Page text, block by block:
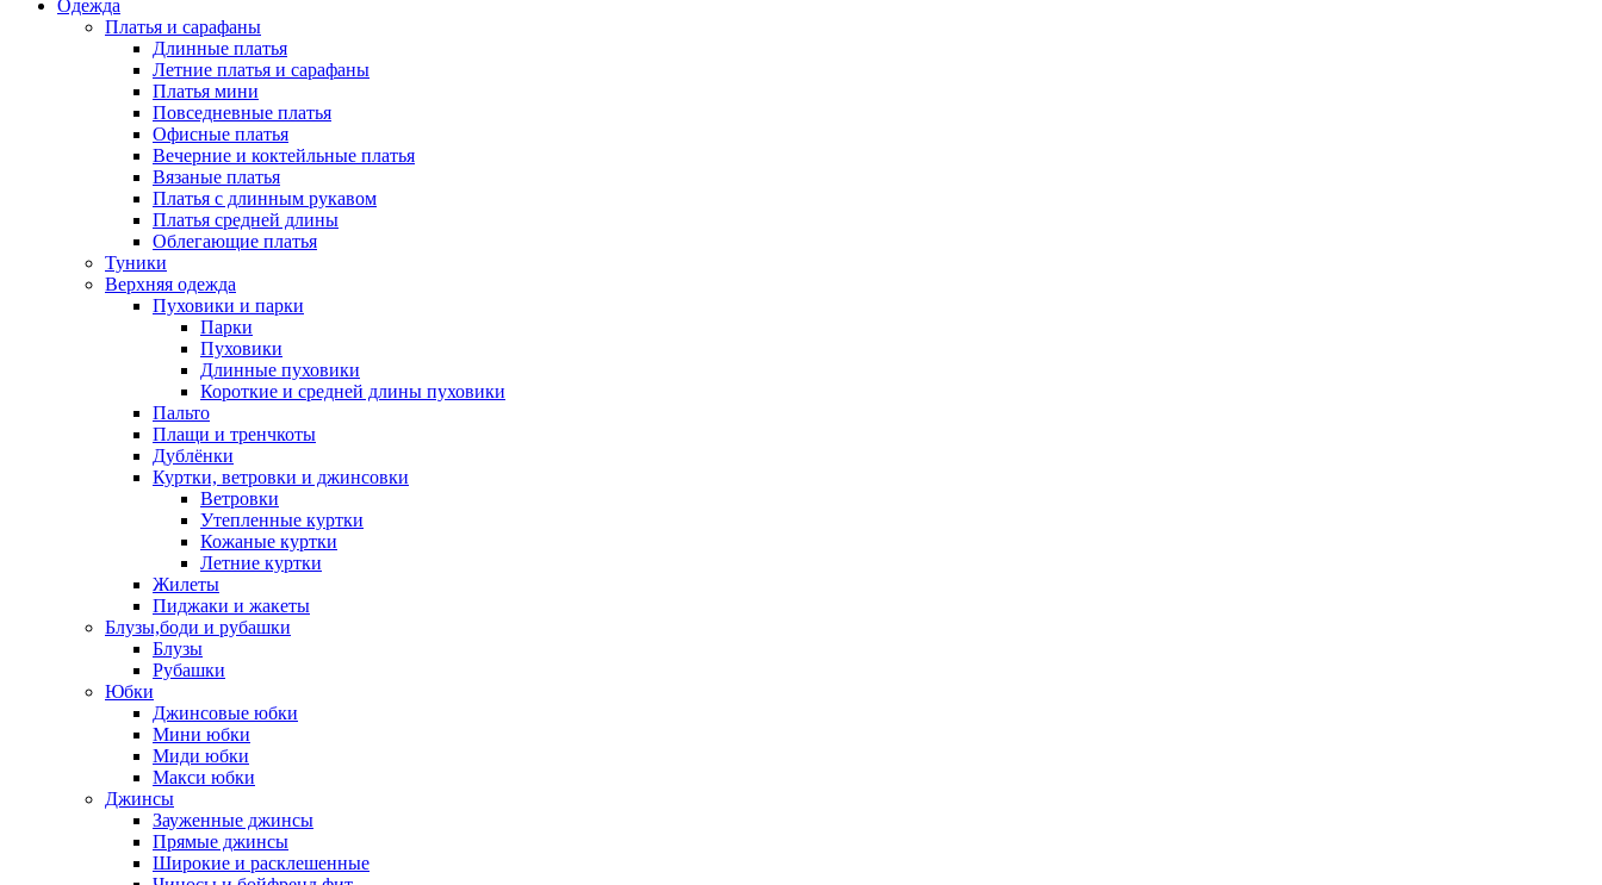
Одежда
Платья и сарафаны
Длинные платья
Летние платья и сарафаны
Платья мини
Повседневные платья
Офисные платья
Вечерние и коктейльные платья
Вязаные платья
Платья с длинным рукавом
Платья средней длины
Облегающие платья
Туники
Верхняя одежда
Пуховики и парки
Парки
Пуховики
Длинные пуховики
Короткие и средней длины пуховики
Пальто
Плащи и тренчкоты
Дублёнки
Куртки, ветровки и джинсовки
Ветровки
Утепленные куртки
Кожаные куртки
Летние куртки
Жилеты
Пиджаки и жакеты
Блузы,боди и рубашки
Блузы
Рубашки
Юбки
Джинсовые юбки
Мини юбки
Миди юбки
Макси юбки
Джинсы
Зауженные джинсы
Прямые джинсы
Широкие и расклешенные